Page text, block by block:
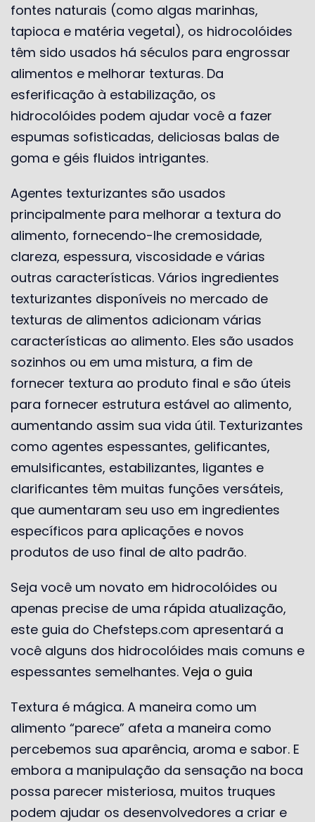
fontes naturais (como algas marinhas,
tapioca e matéria vegetal), os hidrocolóides
têm sido usados ​​há séculos para engrossar
alimentos e melhorar texturas. Da
esferificação à estabilização, os
hidrocolóides podem ajudar você a fazer
espumas sofisticadas, deliciosas balas de
goma e géis fluidos intrigantes.
Agentes texturizantes são usados ​​
principalmente para melhorar a textura do
alimento, fornecendo-lhe cremosidade,
clareza, espessura, viscosidade e várias
outras características. Vários ingredientes
texturizantes disponíveis no mercado de
texturas de alimentos adicionam várias
características ao alimento. Eles são usados ​​
sozinhos ou em uma mistura, a fim de
fornecer textura ao produto final e são úteis
para fornecer estrutura estável ao alimento,
aumentando assim sua vida útil. Texturizantes
como agentes espessantes, gelificantes,
emulsificantes, estabilizantes, ligantes e
clarificantes têm muitas funções versáteis,
que aumentaram seu uso em ingredientes
específicos para aplicações e novos
produtos de uso final de alto padrão.
Seja você um novato em hidrocolóides ou
apenas precise de uma rápida atualização,
este guia do Chefsteps.com apresentará a
você alguns dos hidrocolóides mais comuns e
espessantes semelhantes. Veja o guia
Textura é mágica. A maneira como um
alimento “parece” afeta a maneira como
percebemos sua aparência, aroma e sabor. E
embora a manipulação da sensação na boca
possa parecer misteriosa, muitos truques
podem ajudar os desenvolvedores a criar e